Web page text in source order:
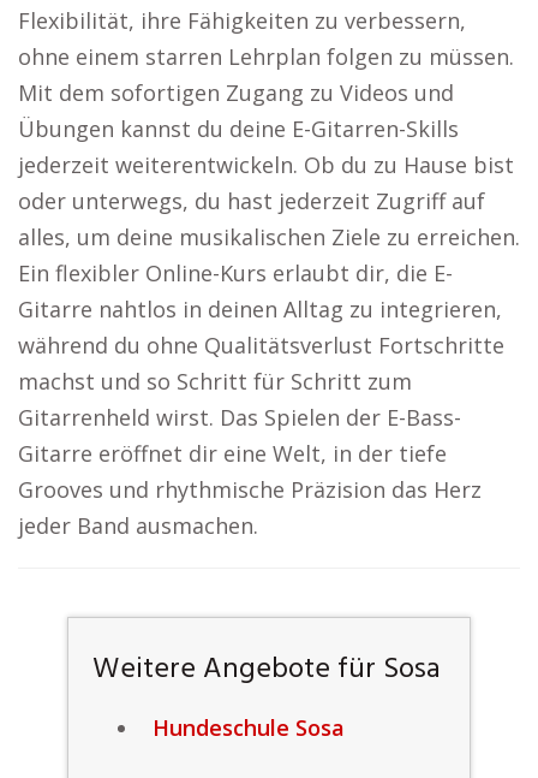
Flexibilität, ihre Fähigkeiten zu verbessern,
ohne einem starren Lehrplan folgen zu müssen.
Mit dem sofortigen Zugang zu Videos und
Übungen kannst du deine E-Gitarren-Skills
jederzeit weiterentwickeln. Ob du zu Hause bist
oder unterwegs, du hast jederzeit Zugriff auf
alles, um deine musikalischen Ziele zu erreichen.
Ein flexibler Online-Kurs erlaubt dir, die E-
Gitarre nahtlos in deinen Alltag zu integrieren,
während du ohne Qualitätsverlust Fortschritte
machst und so Schritt für Schritt zum
Gitarrenheld wirst. Das Spielen der E-Bass-
Gitarre eröffnet dir eine Welt, in der tiefe
Grooves und rhythmische Präzision das Herz
jeder Band ausmachen.
Weitere Angebote für Sosa
Hundeschule Sosa